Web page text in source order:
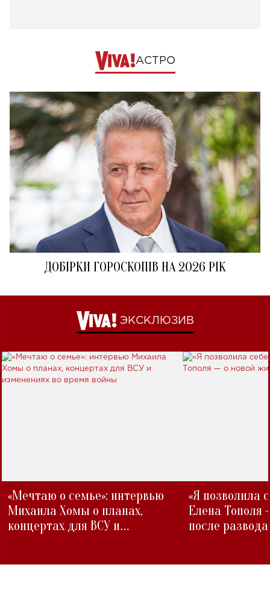
АСТРО
ДОБІРКИ ГОРОСКОПІВ НА 2026 РІК
ЭКСКЛЮЗИВ
«Мечтаю о семье»: интервью
Михаила Хомы о планах,
концертах для ВСУ и
«Я позволила
Елена Тополя
после развода